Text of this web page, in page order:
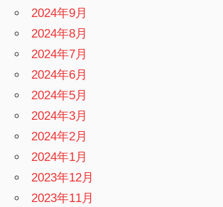
2024年9月
2024年8月
2024年7月
2024年6月
2024年5月
2024年3月
2024年2月
2024年1月
2023年12月
2023年11月